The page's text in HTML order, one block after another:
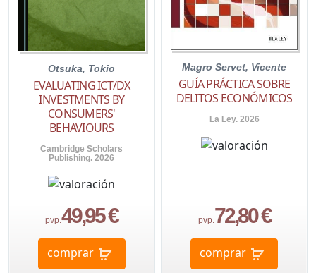
Otsuka, Tokio
EVALUATING ICT/DX
INVESTMENTS BY
CONSUMERS'
BEHAVIOURS
Cambridge Scholars
Publishing. 2026
pvp.49,95 €
comprar
Magro Servet, Vicente
GUÍA PRÁCTICA SOBRE
DELITOS ECONÓMICOS
La Ley. 2026
pvp. 72,80 €
comprar